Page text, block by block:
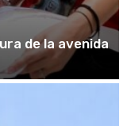
de la avenida